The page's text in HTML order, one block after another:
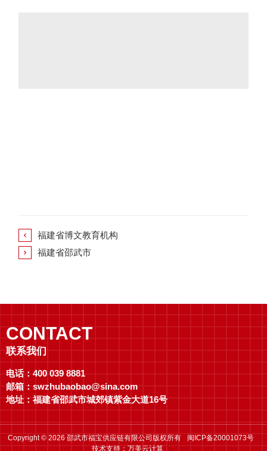
 福建省博文教育机构
 福建省邵武市
CONTACT
联系我们
电话：400 039 8881
邮箱：swzhubaobao@sina.com
地址：福建省邵武市城郊镇紫金大道16号
Copyright © 2026 邵武市福宝供应链有限公司 版权所有
闽ICP备20001073号
技术支持：万美云计算